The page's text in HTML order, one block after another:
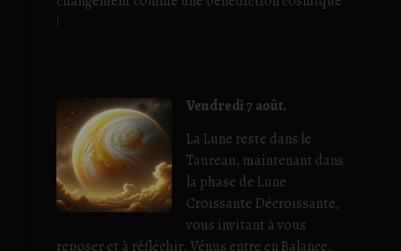
!
Vendredi 7 août.
La Lune reste dans le
Taureau, maintenant dans
la phase de Lune
Croissante Décroissante,
vous invitant à vous
reposer et à réfléchir. Vénus entre en Balance,